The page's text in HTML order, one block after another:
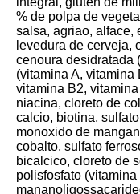
% de polpa de
salsa, agriao, alface,
levedura de cerveja,
cenoura desidratada
(vitamina A, vitamina
vitamina B2,
niacina, cloreto de
calcio, biotina,
monoxido de
cobalto, sulfato
bicalcico, cloreto de
polisfosfato